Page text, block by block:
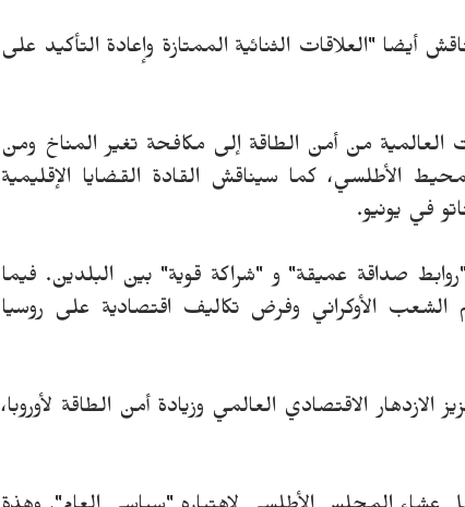
أيضا "العلاقات الثنائية الممتازة وإعادة التأكيد على
من أمن الطاقة إلى مكافحة تغير المناخ ومن
الأطلسي، كما سيناقش القادة القضايا الإقليمية
في يونيو.
صداقة عميقة" و "شراكة قوية" بين البلدين. فيما
الأوكراني وفرض تكاليف اقتصادية على روسيا
الازدهار الاقتصادي العالمي وزيادة أمن الطاقة لأوروبا،